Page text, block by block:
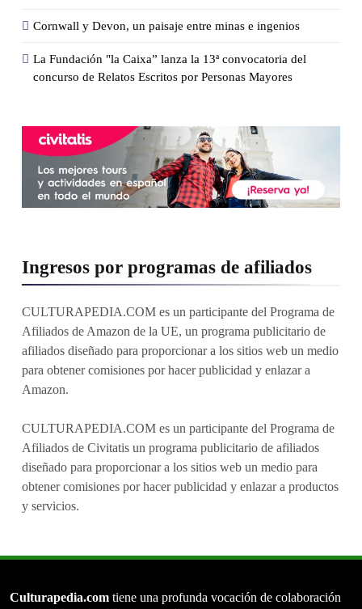
Cornwall y Devon, un paisaje entre minas e ingenios
La Fundación "la Caixa” lanza la 13ª convocatoria del
concurso de Relatos Escritos por Personas Mayores
Ingresos por programas de afiliados
CULTURAPEDIA.COM es un participante del Programa de
Afiliados de Amazon de la UE, un programa publicitario de
afiliados diseñado para proporcionar a los sitios web un medio
para obtener comisiones por hacer publicidad y enlazar a
Amazon.
CULTURAPEDIA.COM es un participante del Programa de
Afiliados de Civitatis un programa publicitario de afiliados
diseñado para proporcionar a los sitios web un medio para
obtener comisiones por hacer publicidad y enlazar a productos
y servicios.
Culturapedia.com tiene una profunda vocación de colaboración